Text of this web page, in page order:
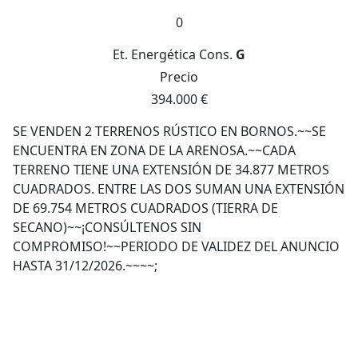
0
Et. Energética Cons. G
Precio
394.000 €
SE VENDEN 2 TERRENOS RÚSTICO EN BORNOS.~~SE
ENCUENTRA EN ZONA DE LA ARENOSA.~~CADA
TERRENO TIENE UNA EXTENSIÓN DE 34.877 METROS
CUADRADOS. ENTRE LAS DOS SUMAN UNA EXTENSIÓN
DE 69.754 METROS CUADRADOS (TIERRA DE
SECANO)~~¡CONSÚLTENOS SIN
COMPROMISO!~~PERIODO DE VALIDEZ DEL ANUNCIO
HASTA 31/12/2026.~~~~;